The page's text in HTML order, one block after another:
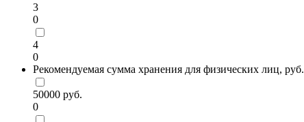
3
0
4
0
Рекомендуемая сумма хранения для физических лиц, руб.
50000 руб.
0